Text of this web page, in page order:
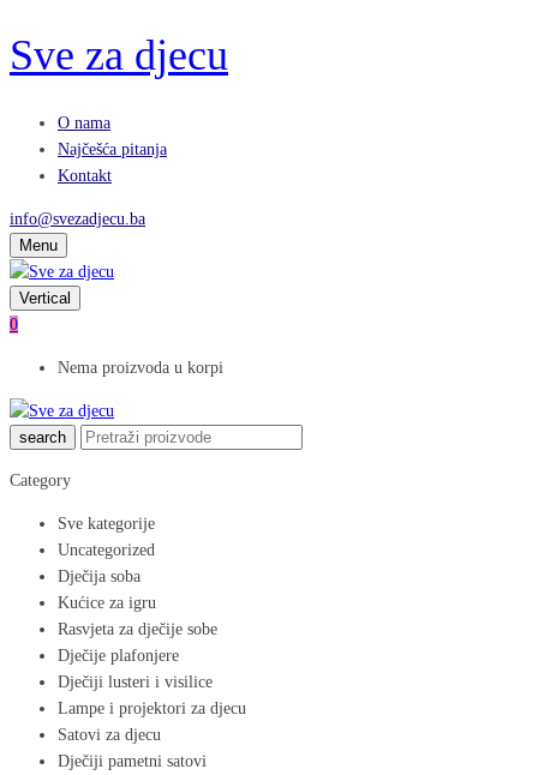
Sve za djecu
O nama
Najčešća pitanja
Kontakt
info@svezadjecu.ba
Menu
Vertical
0
Nema proizvoda u korpi
search
Category
Sve kategorije
Uncategorized
Dječija soba
Kućice za igru
Rasvjeta za dječije sobe
Dječije plafonjere
Dječiji lusteri i visilice
Lampe i projektori za djecu
Satovi za djecu
Dječiji pametni satovi